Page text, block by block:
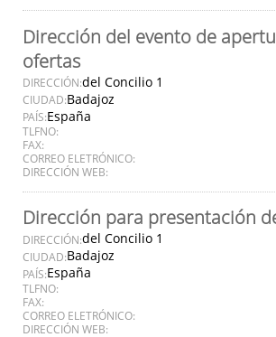
Dirección del evento de
ofertas
DIRECCIÓN:del Concilio 1
CIUDAD:Badajoz
PAÍS:España
TLFNO:
FAX:
CORREO ELETRÓNICO:
DIRECCIÓN WEB:
Dirección para presentación
DIRECCIÓN:del Concilio 1
CIUDAD:Badajoz
PAÍS:España
TLFNO:
FAX:
CORREO ELETRÓNICO:
DIRECCIÓN WEB: